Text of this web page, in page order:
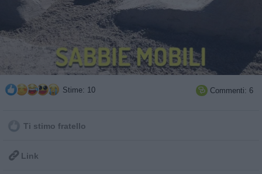
Stime: 10  Commenti: 6
Ti stimo fratello
 Link